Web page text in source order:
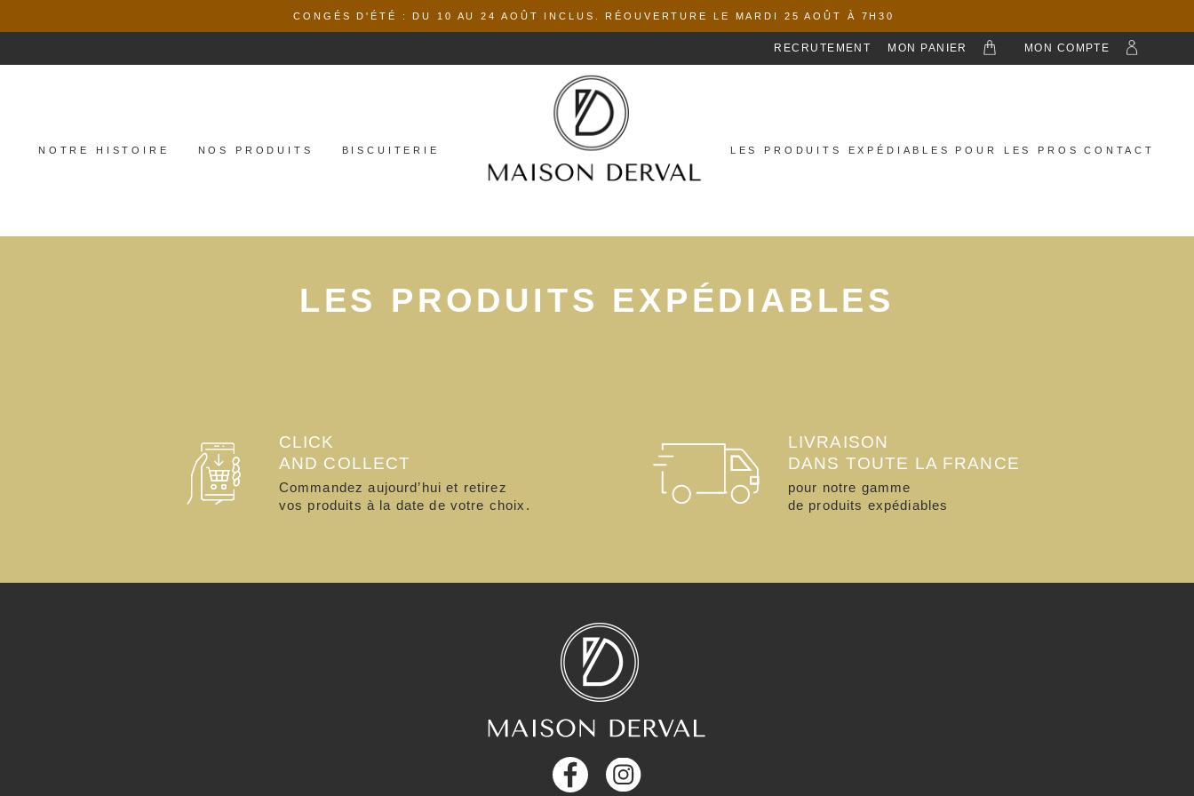
contenu
CONGÉS D'ÉTÉ : DU 10 AU 24 AOÛT INCLUS. RÉOUVERTURE LE MARDI 25 AOÛT À 7H30
RECRUTEMENT MON PANIER MON COMPTE
NOTRE HISTOIRE NOS PRODUITS BISCUITERIE LES PRODUITS EXPÉDIABLES POUR LES PROS CONTACT
LES PRODUITS EXPÉDIABLES
CLICK
AND COLLECT
Commandez aujourd’hui et retirez
vos produits à la date de votre choix.
LIVRAISON
DANS TOUTE LA FRANCE
pour notre gamme
de produits expédiables